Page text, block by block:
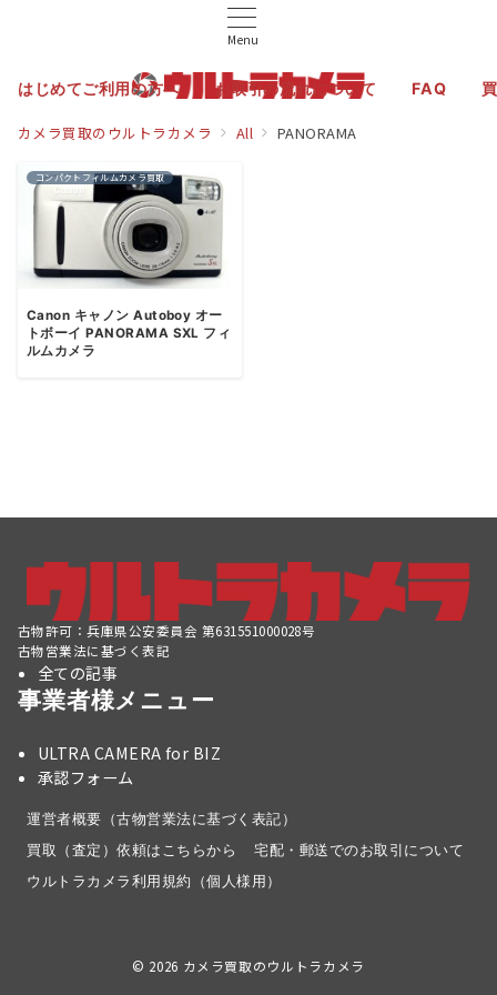
Menu
はじめてご利用の方へ お取引の流れについて FAQ
カメラ買取のウルトラカメラ All PANORAMA
コンパクトフィルムカメラ買取
Canon キャノン Autoboy オー
トボーイ PANORAMA SXL フィ
ルムカメラ
古物許可：兵庫県公安委員会 第631551000028号
古物営業法に基づく表記
全ての記事
事業者様メニュー
ULTRA CAMERA for BIZ
承認フォーム
運営者概要（古物営業法に基づく表記）
買取（査定）依頼はこちらから
宅配・郵送でのお取引について
ウルトラカメラ利用規約（個人様用）
© 2026 カメラ買取のウルトラカメラ